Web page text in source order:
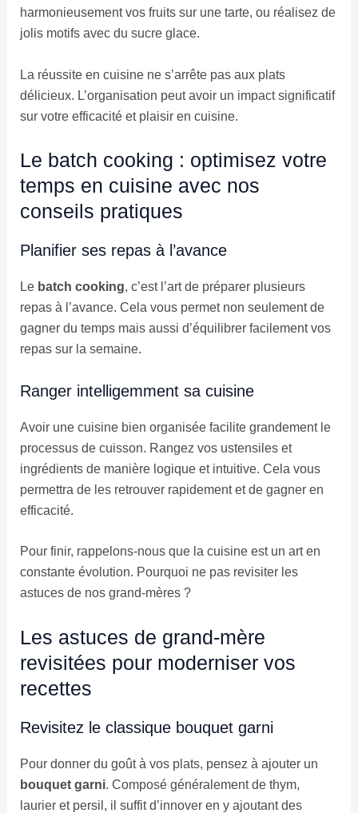
harmonieusement vos fruits sur une tarte, ou réalisez de
jolis motifs avec du sucre glace.
La réussite en cuisine ne s’arrête pas aux plats
délicieux. L’organisation peut avoir un impact significatif
sur votre efficacité et plaisir en cuisine.
Le batch cooking : optimisez votre
temps en cuisine avec nos
conseils pratiques
Planifier ses repas à l’avance
Le batch cooking, c’est l’art de préparer plusieurs
repas à l’avance. Cela vous permet non seulement de
gagner du temps mais aussi d’équilibrer facilement vos
repas sur la semaine.
Ranger intelligemment sa cuisine
Avoir une cuisine bien organisée facilite grandement le
processus de cuisson. Rangez vos ustensiles et
ingrédients de manière logique et intuitive. Cela vous
permettra de les retrouver rapidement et de gagner en
efficacité.
Pour finir, rappelons-nous que la cuisine est un art en
constante évolution. Pourquoi ne pas revisiter les
astuces de nos grand-mères ?
Les astuces de grand-mère
revisitées pour moderniser vos
recettes
Revisitez le classique bouquet garni
Pour donner du goût à vos plats, pensez à ajouter un
bouquet garni. Composé généralement de thym,
laurier et persil, il suffit d’innover en y ajoutant des